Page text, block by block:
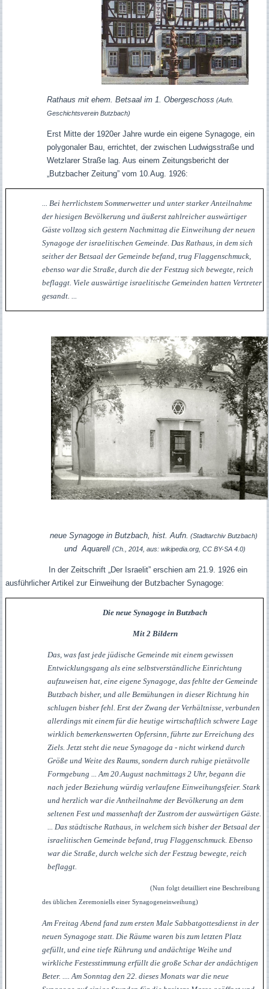
Rathaus mit ehem. Betsaal im 1. Obergeschoss (Aufn.
Geschichtsverein Butzbach)
Erst Mitte der 1920er Jahre wurde ein eigene Synagoge, ein
polygonaler Bau, errichtet, der zwischen Ludwigsstraße und
Wetzlarer Straße lag. Aus einem Zeitungsbericht der
„Butzbacher Zeitung” vom 10.Aug. 1926:
... Bei herrlichstem Sommerwetter und unter starker Anteilnahme
der hiesigen Bevölkerung und äußerst zahlreicher auswärtiger
Gäste vollzog sich gestern Nachmittag die Einweihung der neuen
Synagoge der israelitischen Gemeinde. Das Rathaus, in dem sich
seither der Betsaal der Gemeinde befand, trug Flaggenschmuck,
ebenso war die Straße, durch die der Festzug sich bewegte, reich
beflaggt. Viele auswärtige israelitische Gemeinden hatten Vertreter
gesandt. ...
neue Synagoge in Butzbach, hist. Aufn. (Stadtarchiv Butzbach)
und Aquarell(Ch., 2014, aus: wikipedia.org, CC BY-SA 4.0)
In der Zeitschrift „Der Israelit” erschien am 21.9. 1926 ein
ausführlicher Artikel zur Einweihung der Butzbacher Synagoge:
Die neue Synagoge in Butzbach
Mit 2 Bildern
Das, was fast jede jüdische Gemeinde mit einem gewissen
Entwicklungsgang als eine selbstverständliche Einrichtung
aufzuweisen hat, eine eigene Synagoge, das fehlte der Gemeinde
Butzbach bisher, und alle Bemühungen in dieser Richtung hin
schlugen bisher fehl. Erst der Zwang der Verhältnisse, verbunden
allerdings mit einem für die heutige wirtschaftlich schwere Lage
wirklich bemerkenswerten Opfersinn, führte zur Erreichung des
Ziels. Jetzt steht die neue Synagoge da - nicht wirkend durch
Größe und Weite des Raums, sondern durch ruhige pietätvolle
Formgebung ... Am 20.August nachmittags 2 Uhr, begann die
nach jeder Beziehung würdig verlaufene Einweihungsfeier. Stark
und herzlich war die Antheilnahme der Bevölkerung an dem
seltenen Fest und massenhaft der Zustrom der auswärtigen Gäste.
... Das städtische Rathaus, in welchem sich bisher der Betsaal der
israelitischen Gemeinde befand, trug Flaggenschmuck. Ebenso
war die Straße, durch welche sich der Festzug bewegte, reich
beflaggt.
(Nun folgt detailliert eine Beschreibung
des üblichen Zeremoniells einer Synagogeneinweihung)
Am Freitag Abend fand zum ersten Male Sabbatgottesdienst in der
neuen Synagoge statt. Die Räume waren bis zum letzten Platz
gefüllt, und eine tiefe Rührung und andächtige Weihe und
wirkliche Festesstimmung erfüllt die große Schar der andächtigen
Beter. .... Am Sonntag den 22. dieses Monats war die neue